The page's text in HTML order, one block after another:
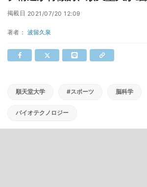
掲載日 2021/07/20 12:09
著者： 波留久泉
順天堂大学 #スポーツ 脳科学
バイオテクノロジー